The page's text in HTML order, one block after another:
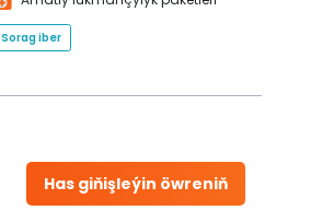
Sorag iber
Has giňişleýin öwreniň